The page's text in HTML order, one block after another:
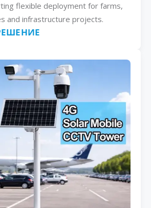
flexible deployment for farms,
and infrastructure projects.